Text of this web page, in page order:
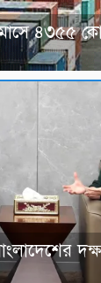
মাসে ৪৩৫৫